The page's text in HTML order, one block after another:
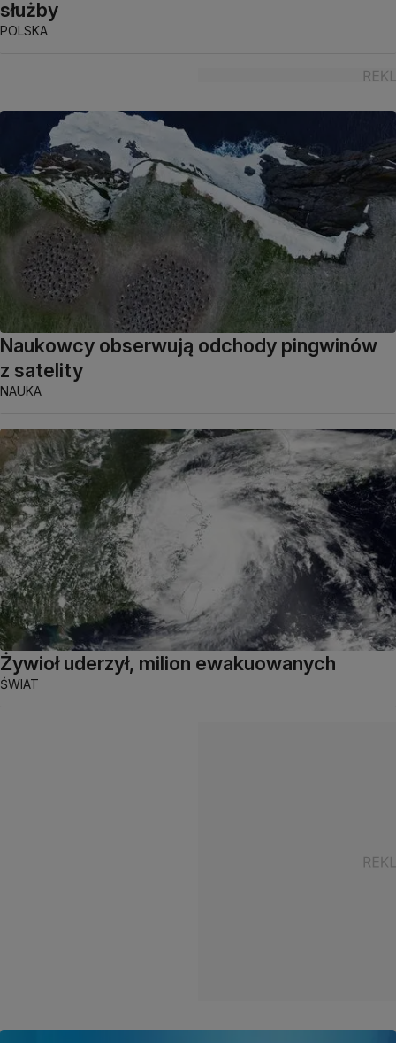
służby
POLSKA
Naukowcy obserwują odchody pingwinów
z satelity
NAUKA
Żywioł uderzył, milion ewakuowanych
ŚWIAT